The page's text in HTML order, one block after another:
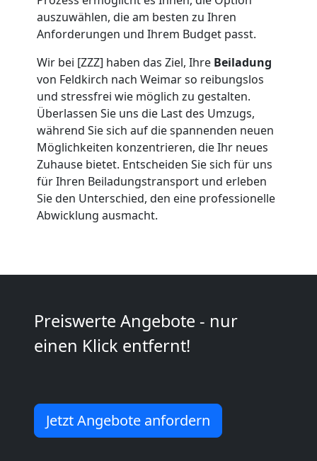
auszuwählen, die am besten zu Ihren
Anforderungen und Ihrem Budget passt.
Wir bei [ZZZ] haben das Ziel, Ihre Beiladung
von Feldkirch nach Weimar so reibungslos
und stressfrei wie möglich zu gestalten.
Überlassen Sie uns die Last des Umzugs,
während Sie sich auf die spannenden neuen
Möglichkeiten konzentrieren, die Ihr neues
Zuhause bietet. Entscheiden Sie sich für uns
für Ihren Beiladungstransport und erleben
Sie den Unterschied, den eine professionelle
Abwicklung ausmacht.
Preiswerte Angebote - nur
einen Klick entfernt!
Jetzt Angebote anfordern
Feldkirch
Umzug
Mann
Feldkirch
Kunsttransport
Feldkirch
Umzug
Feldkirch